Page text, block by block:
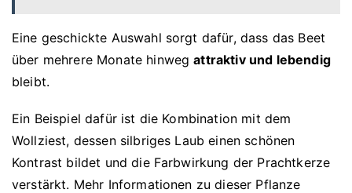
Eine geschickte Auswahl sorgt dafür, dass das Beet
über mehrere Monate hinwegattraktiv und lebendig
bleibt.
Ein Beispiel dafür ist die Kombination mit dem
Wollziest, dessen silbriges Laub einen schönen
Kontrast bildet und die Farbwirkung der Prachtkerze
verstärkt. Mehr Informationen zu dieser Pflanze